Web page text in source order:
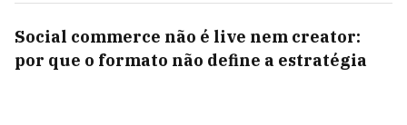
Social commerce não é live nem creator:
por que o formato não define a estratégia